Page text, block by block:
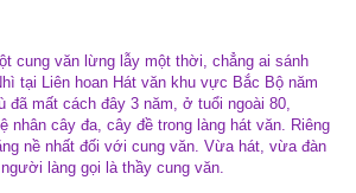
cung văn lừng lẫy một thời, chẳng ai sánh
tại Liên hoan Hát văn khu vực Bắc Bộ năm
đã mất cách đây 3 năm, ở tuổi ngoài 80,
nhân cây đa, cây đề trong làng hát văn. Riêng
nề nhất đối với cung văn. Vừa hát, vừa đàn
làng gọi là thầy cung văn.